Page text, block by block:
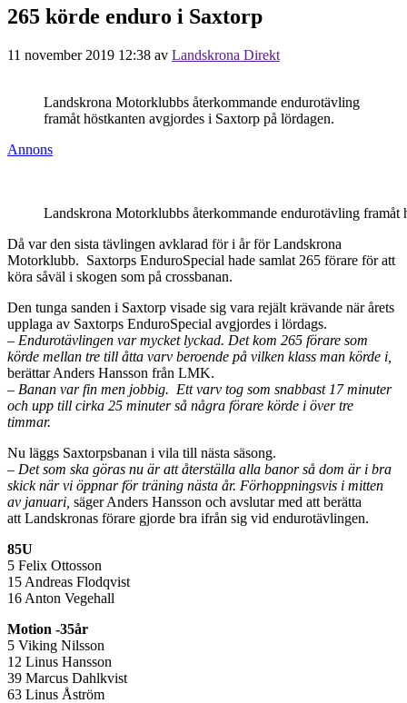
265 körde enduro i Saxtorp
11 november 2019 12:38 av Landskrona Direkt
Landskrona Motorklubbs återkommande endurotävling
framåt höstkanten avgjordes i Saxtorp på lördagen.
Annons
Landskrona Motorklubbs återkommande endurotävling
Då var den sista tävlingen avklarad för i år för Landskrona
Motorklubb. Saxtorps EnduroSpecial hade samlat 265 förare för att
köra såväl i skogen som på crossbanan.
Den tunga sanden i Saxtorp visade sig vara rejält krävande när årets
upplaga av Saxtorps EnduroSpecial avgjordes i lördags.
– Endurotävlingen var mycket lyckad. Det kom 265 förare som
körde mellan tre till åtta varv beroende på vilken klass man körde i,
berättar Anders Hansson från LMK.
– Banan var fin men jobbig. Ett varv tog som snabbast 17 minuter
och upp till cirka 25 minuter så några förare körde i över tre
timmar.
Nu läggs Saxtorpsbanan i vila till nästa säsong.
– Det som ska göras nu är att återställa alla banor så dom är i bra
skick när vi öppnar för träning nästa år. Förhoppningsvis i mitten
av januari, säger Anders Hansson och avslutar med att berätta
att Landskronas förare gjorde bra ifrån sig vid endurotävlingen.
85U
5 Felix Ottosson
15 Andreas Flodqvist
16 Anton Vegehall
Motion -35år
5 Viking Nilsson
12 Linus Hansson
39 Marcus Dahlkvist
63 Linus Åström